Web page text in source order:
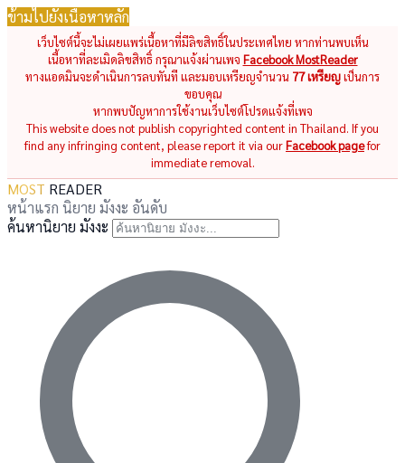
ข้ามไปยังเนื้อหาหลัก
เว็บไซต์นี้จะไม่เผยแพร่เนื้อหาที่มีลิขสิทธิ์ในประเทศไทย หากท่านพบเห็น
เนื้อหาที่ละเมิดลิขสิทธิ์ กรุณาแจ้งผ่านเพจ Facebook MostReader
ทางแอดมินจะดำเนินการลบทันที และมอบเหรียญจำนวน 77 เหรียญเป็นการ
ขอบคุณ
หากพบปัญหาการใช้งานเว็บไซต์โปรดแจ้งที่เพจ
This website does not publish copyrighted content in Thailand. If you
find any infringing content, please report it via ourFacebook pagefor
immediate removal.
MOST READER
หน้าแรก นิยาย มังงะ อันดับ
ค้นหานิยาย มังงะ